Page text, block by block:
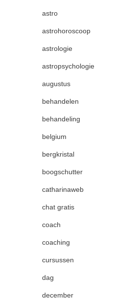
astro
astrohoroscoop
astrologie
astropsychologie
augustus
behandelen
behandeling
belgium
bergkristal
boogschutter
catharinaweb
chat gratis
coach
coaching
cursussen
dag
december